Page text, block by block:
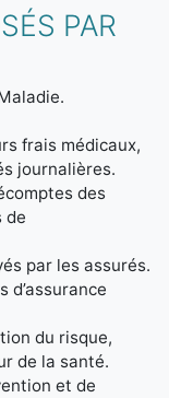
PAR
frais médicaux,
journalières.
des
de
par les assurés.
d’assurance
du risque,
de la santé.
et de